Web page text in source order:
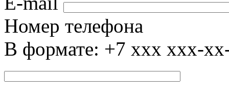
Номер телефона
В формате: +7 xxx xxx-